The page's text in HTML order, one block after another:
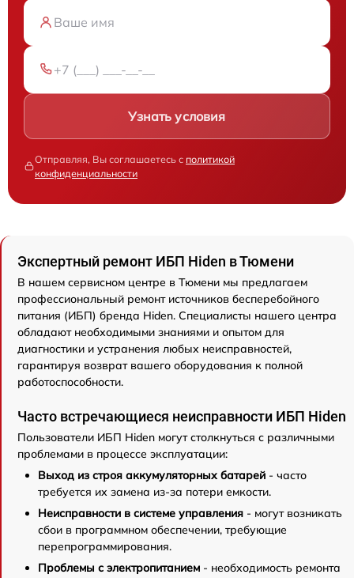
Узнать условия
Отправляя, Вы соглашаетесь с политикой
конфиденциальности
Экспертный ремонт ИБП Hiden в Тюмени
В нашем сервисном центре в Тюмени мы предлагаем
профессиональный ремонт источников бесперебойного
питания (ИБП) бренда Hiden. Специалисты нашего центра
обладают необходимыми знаниями и опытом для
диагностики и устранения любых неисправностей,
гарантируя возврат вашего оборудования к полной
работоспособности.
Часто встречающиеся неисправности ИБП Hiden
Пользователи ИБП Hiden могут столкнуться с различными
проблемами в процессе эксплуатации:
Выход из строя аккумуляторных батарей - часто
требуется их замена из-за потери емкости.
Неисправности в системе управления - могут возникать
сбои в программном обеспечении, требующие
перепрограммирования.
Проблемы с электропитанием - необходимость ремонта